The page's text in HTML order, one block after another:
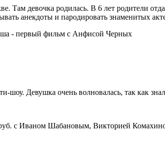
Там девочка родилась. В 6 лет родители
анекдоты и пародировать знаменитых
Девушка очень волновалась, так как
с Иваном Шабановым, Викторией